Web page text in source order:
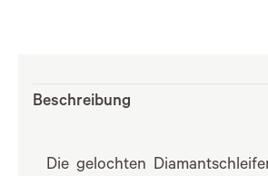
Beschreibung
Die gelochten